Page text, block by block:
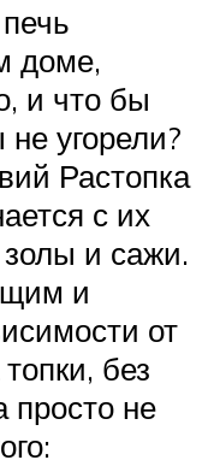
доме,
и что бы
угорели?
Растопка
с их
золы и сажи.
и
от
без
просто не